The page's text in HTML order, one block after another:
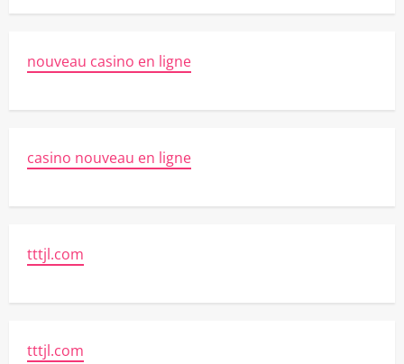
nouveau casino en ligne
casino nouveau en ligne
tttjl.com
tttjl.com